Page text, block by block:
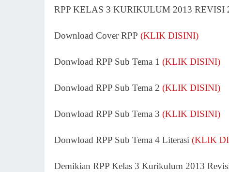
RPP KELAS 3 KURIKULUM 2013
Download Cover RPP (KLIK DISINI)
Donwload RPP Sub Tema 1 (KLIK DISINI)
Donwload RPP Sub Tema 2 (KLIK DISINI)
Donwload RPP Sub Tema 3 (KLIK DISINI)
Donwload RPP Sub Tema 4 Literasi (KLIK
Demikian RPP Kelas 3 Kurikulum 2013